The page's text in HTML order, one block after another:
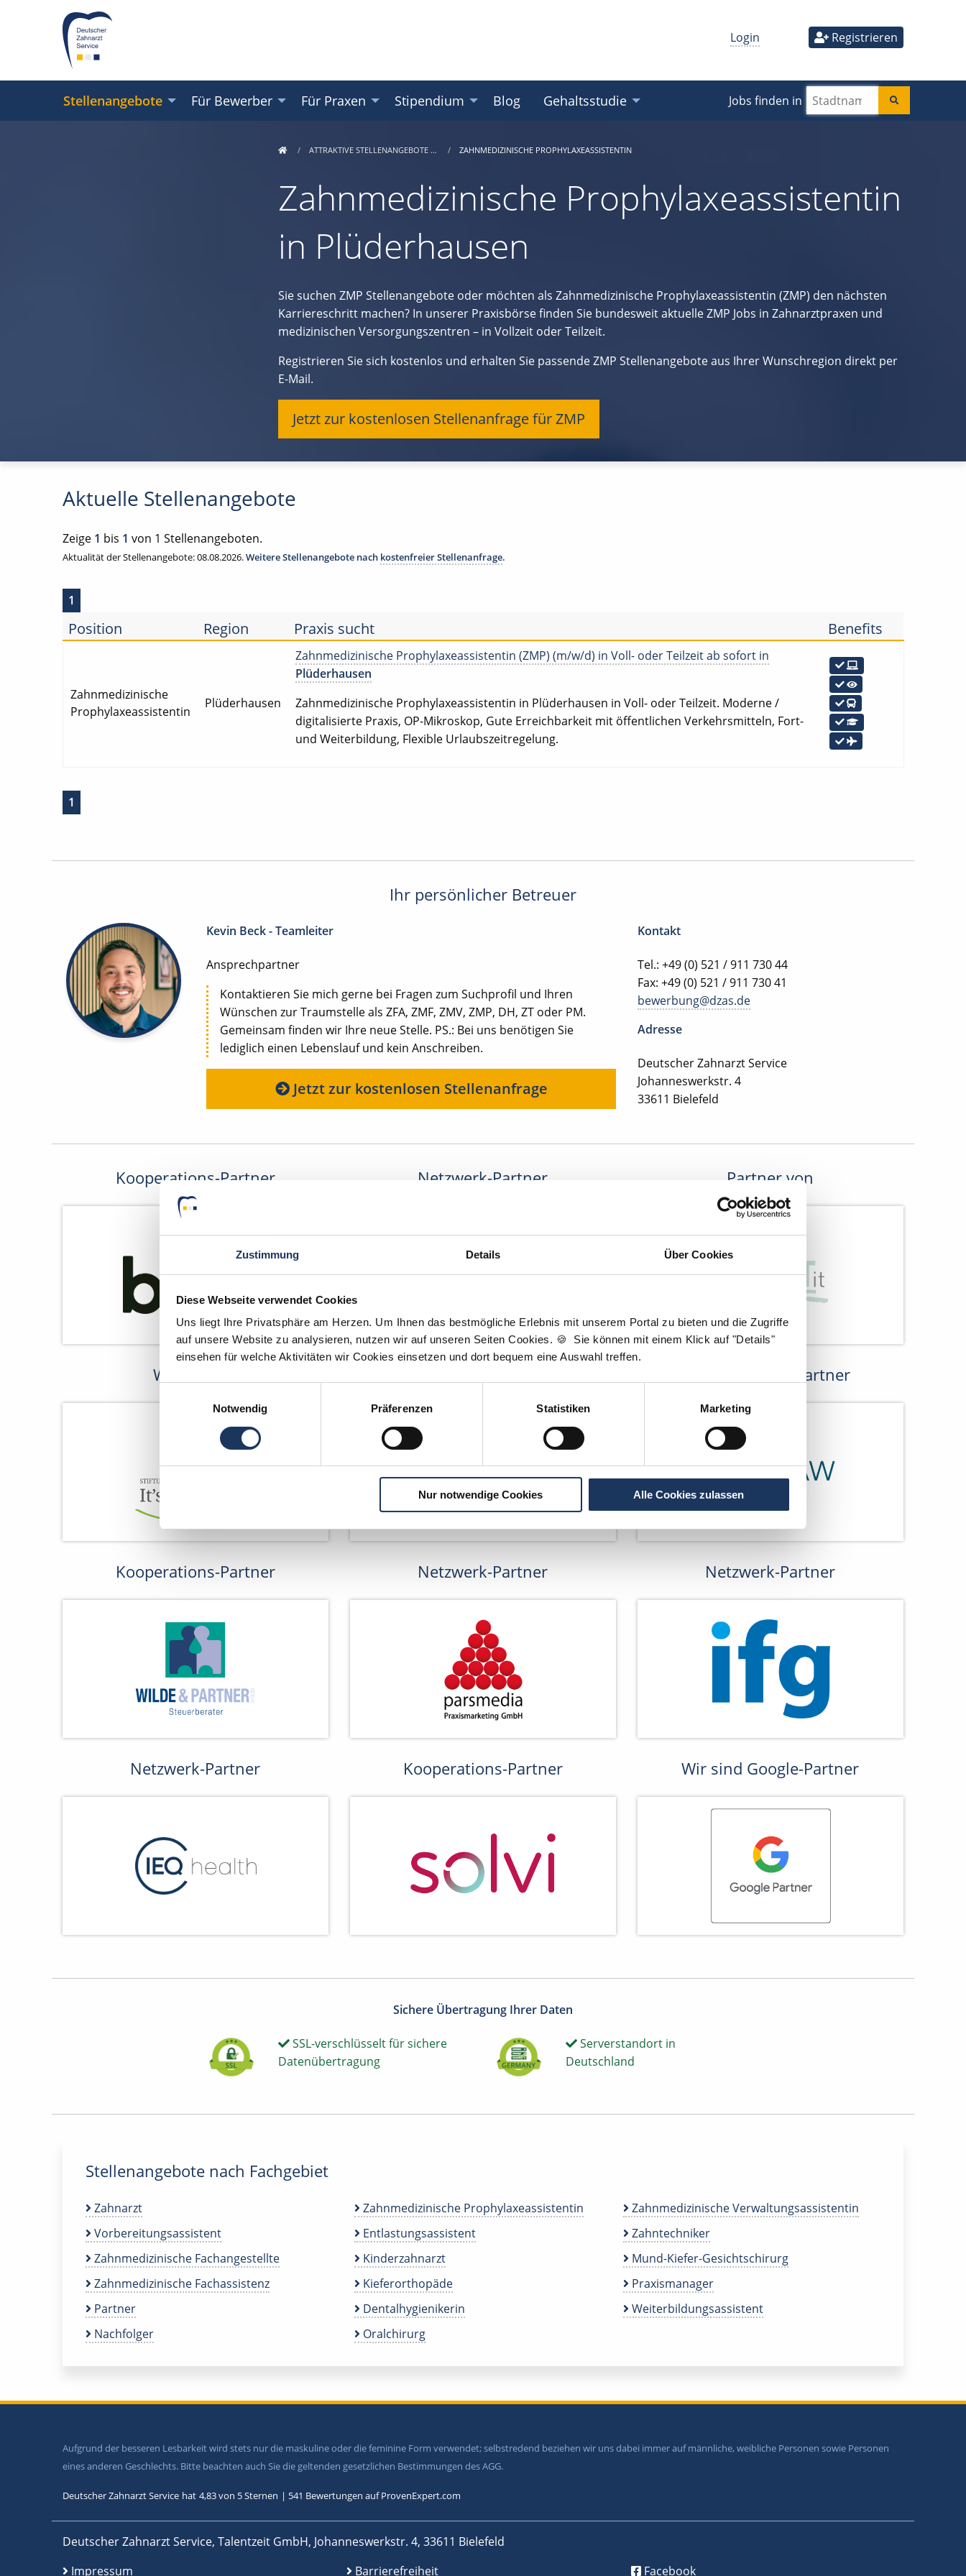
Zustimmung Details Über Cookies
Diese Webseite verwendet Cookies
Uns liegt Ihre Privatsphäre am Herzen. Um Ihnen das bestmögliche Erlebnis mit unserem Portal zu bieten und die Zugriffe
auf unsere Website zu analysieren, nutzen wir auf unseren Seiten Cookies. 🍪 Sie können mit einem Klick auf "Details"
einsehen für welche Aktivitäten wir Cookies einsetzen und dort bequem eine Auswahl treffen.
Notwendig
Präferenzen Statistiken Marketing
Nur notwendige Cookies Alle Cookies zulassen
Login Registrieren
Stellenangebote Für Bewerber Für Praxen Stipendium Blog Gehaltsstudie Jobs finden in
ATTRAKTIVE STELLENANGEBOTE … ZAHNMEDIZINISCHE PROPHYLAXEASSISTENTIN
Zahnmedizinische Prophylaxeassistentin
in Plüderhausen
Sie suchen ZMP Stellenangebote oder möchten als Zahnmedizinische Prophylaxeassistentin (ZMP) den nächsten
Karriereschritt machen? In unserer Praxisbörse finden Sie bundesweit aktuelle ZMP Jobs in Zahnarztpraxen und
medizinischen Versorgungszentren – in Vollzeit oder Teilzeit.
Registrieren Sie sich kostenlos und erhalten Sie passende ZMP Stellenangebote aus Ihrer Wunschregion direkt per
E-Mail.
Jetzt zur kostenlosen Stellenanfrage für ZMP
Aktuelle Stellenangebote
Zeige 1 bis 1 von 1 Stellenangeboten.
Aktualität der Stellenangebote: 08.08.2026.Weitere Stellenangebote nach kostenfreier Stellenanfrage.
1
Position Region Praxis sucht Benefits
Zahnmedizinische
Prophylaxeassistentin
Plüderhausen
Zahnmedizinische Prophylaxeassistentin (ZMP) (m/w/d) in Voll- oder Teilzeit ab sofort in
Plüderhausen
Zahnmedizinische Prophylaxeassistentin in Plüderhausen in Voll- oder Teilzeit. Moderne /
digitalisierte Praxis, OP-Mikroskop, Gute Erreichbarkeit mit öffentlichen Verkehrsmitteln, Fort-
und Weiterbildung, Flexible Urlaubszeitregelung.
1
Ihr persönlicher Betreuer
Kevin Beck - Teamleiter
Ansprechpartner
Kontaktieren Sie mich gerne bei Fragen zum Suchprofil und Ihren
Wünschen zur Traumstelle als ZFA, ZMF, ZMV, ZMP, DH, ZT oder PM.
Gemeinsam finden wir Ihre neue Stelle. PS.: Bei uns benötigen Sie
lediglich einen Lebenslauf und kein Anschreiben.
Jetzt zur kostenlosen Stellenanfrage
Kontakt
Tel.: +49 (0) 521 / 911 730 44
Fax: +49 (0) 521 / 911 730 41
bewerbung@dzas.de
Adresse
Deutscher Zahnarzt Service
Johanneswerkstr. 4
33611 Bielefeld
Kooperations-Partner Netzwerk-Partner Partner von
Wir fördern Kooperations-Partner
Kooperations-Partner Netzwerk-Partner Netzwerk-Partner
Netzwerk-Partner Kooperations-Partner Wir sind Google-Partner
Sichere Übertragung Ihrer Daten
SSL-verschlüsselt für sichere
Datenübertragung
Serverstandort in
Deutschland
Stellenangebote nach Fachgebiet
Zahnarzt
Vorbereitungsassistent
Zahnmedizinische Fachangestellte
Zahnmedizinische Fachassistenz
Partner
Nachfolger
Zahnmedizinische Prophylaxeassistentin
Entlastungsassistent
Kinderzahnarzt
Kieferorthopäde
Dentalhygienikerin
Oralchirurg
Zahnmedizinische Verwaltungsassistentin
Zahntechniker
Mund-Kiefer-Gesichtschirurg
Praxismanager
Weiterbildungsassistent
Aufgrund der besseren Lesbarkeit wird stets nur die maskuline oder die feminine Form verwendet; selbstredend beziehen wir uns dabei immer auf männliche, weibliche Personen sowie Personen
eines anderen Geschlechts. Bitte beachten auch Sie die geltenden gesetzlichen Bestimmungen des AGG.
Deutscher Zahnarzt Service hat 4,83von 5Sternen | 541 Bewertungen auf ProvenExpert.com
Deutscher Zahnarzt Service, Talentzeit GmbH, Johanneswerkstr. 4, 33611 Bielefeld
Impressum
Barrierefreiheit Facebook